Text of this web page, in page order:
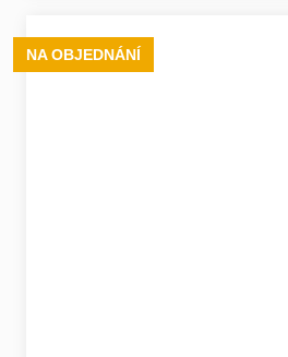
NA OBJEDNÁNÍ